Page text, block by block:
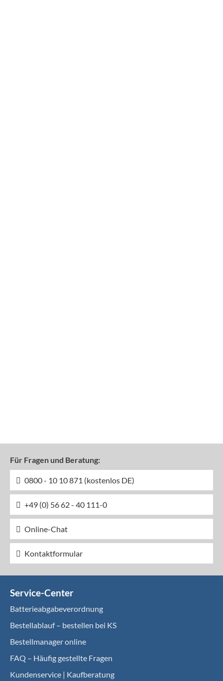
Für Fragen und Beratung:
0800 - 10 10 871 (kostenlos DE)
+49 (0) 56 62 - 40 111-0
Online-Chat
Kontaktformular
Service-Center
Batterieabgabeverordnung
Bestellablauf – bestellen bei KS
Bestellmanager online
FAQ – Häufig gestellte Fragen
Kundenservice | Kaufberatung